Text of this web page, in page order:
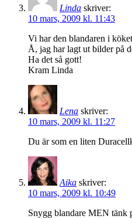
Linda skriver:
10 mars, 2009 kl. 11:43
Vi har den blandaren i
Å, jag har lagt ut bilder på
Ha det så gott!
Kram Linda
Lena skriver:
10 mars, 2009 kl. 11:27
Du är som en liten
Aika skriver:
10 mars, 2009 kl. 10:49
Snygg blandare MEN tänk